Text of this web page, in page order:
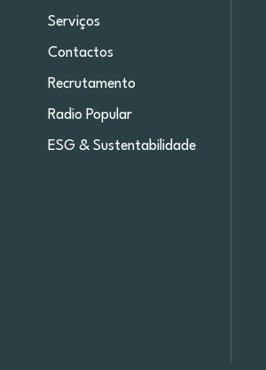
Serviços
Contactos
Recrutamento
Radio Popular
ESG & Sustentabilidade